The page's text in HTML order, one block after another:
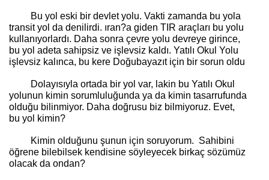
Bu yol eski bir devlet yolu. Vakti zamanda bu yola
transit yol da denilirdi. ıran?a giden TIR araçları bu yolu
kullanıyorlardı. Daha sonra çevre yolu devreye girince,
bu yol adeta sahipsiz ve işlevsiz kaldı. Yatılı Okul Yolu
işlevsiz kalınca, bu kere Doğubayazıt için bir sorun oldu
Dolayısıyla ortada bir yol var, lakin bu Yatılı Okul
yolunun kimin sorumluluğunda ya da kimin tasarrufunda
olduğu bilinmiyor. Daha doğrusu biz bilmiyoruz. Evet,
bu yol kimin?
Kimin olduğunu şunun için soruyorum. Sahibini
öğrene bilebilsek kendisine söyleyecek birkaç sözümüz
olacak da ondan?